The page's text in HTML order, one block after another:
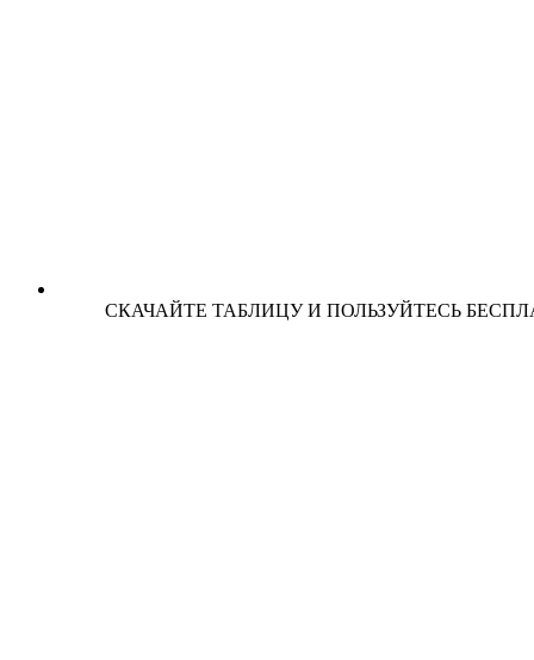
СКАЧАЙТЕ ТАБЛИЦУ И ПОЛЬЗУЙТЕСЬ